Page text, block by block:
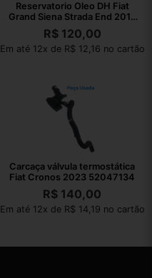
Reservatorio Oleo DH Fiat
Grand Siena Strada End 2013
050535
R$120,00
Em até 12x de R$ 12,16 no cartão
Carcaça válvula termostática
Fiat Cronos 2023 52047134
R$ 140,00
Em até 12x de R$ 14,19 no cartão